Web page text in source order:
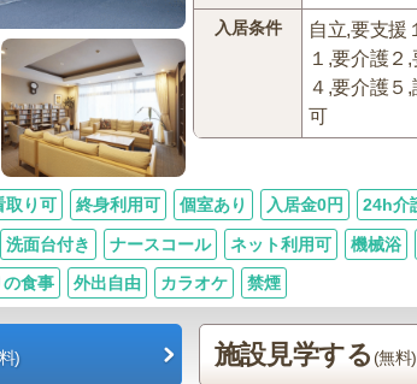
入居条件
自立,要支援
１,要介護２
４,要介護５
可
取り可 終身利用可 個室あり 入居金0円 24h介
洗面台付き ナースコール ネット利用可 機械浴
食事 外出自由 カラオケ 禁煙
) 施設見学する (無料)